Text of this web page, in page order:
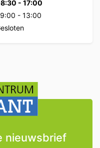
- 17:00
- 13:00
nieuwsbrief